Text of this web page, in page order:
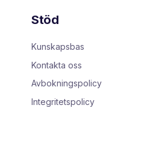
Stöd
Kunskapsbas
Kontakta oss
Avbokningspolicy
Integritetspolicy